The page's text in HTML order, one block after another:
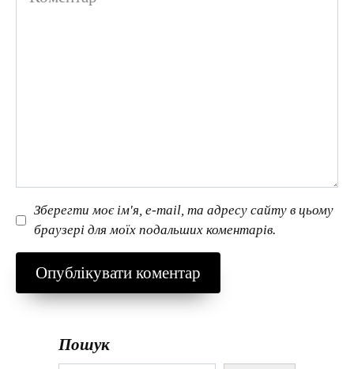
Зберегти моє ім'я, e-mail, та адресу сайту в цьому
браузері для моїх подальших коментарів.
Пошук